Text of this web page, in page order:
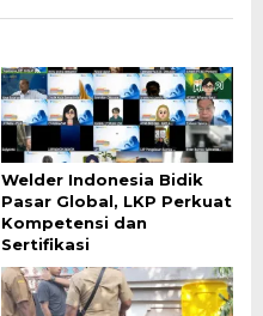
Welder Indonesia Bidik
Pasar Global, LKP Perkuat
Kompetensi dan
Sertifikasi